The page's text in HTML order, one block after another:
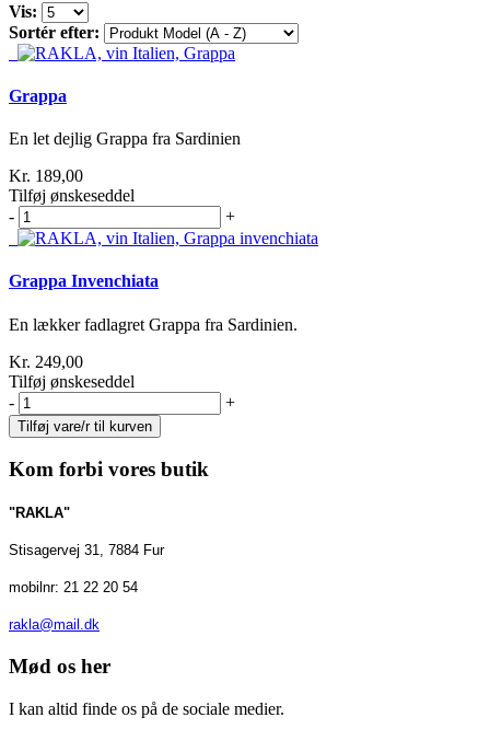
Vis:
Sortér efter:
Grappa
En let dejlig Grappa fra Sardinien
Kr. 189,00
Tilføj ønskeseddel
-
+
Grappa Invenchiata
En lækker fadlagret Grappa fra Sardinien.
Kr. 249,00
Tilføj ønskeseddel
-
+
Kom forbi vores butik
"RAKLA"
Stisagervej 31, 7884 Fur
mobilnr: 21 22 20 54
rakla@mail.dk
Mød os her
I kan altid finde os på de sociale medier.